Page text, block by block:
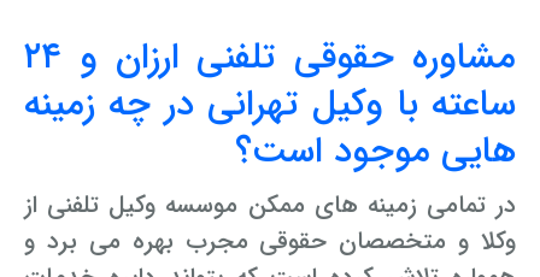
مشاوره حقوقی تلفنی ارزان و ۲۴
ساعته با وکیل تهرانی در چه زمینه
هایی موجود است؟
در تمامی زمینه های ممکن موسسه وکیل تلفنی از
وکلا و متخصصان حقوقی مجرب بهره می برد و